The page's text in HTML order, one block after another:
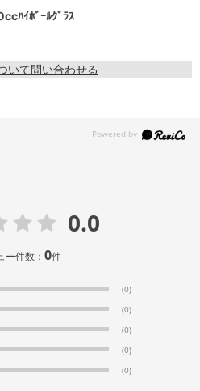
ﾊｲﾎﾞｰﾙｸﾞﾗｽ
いて問い合わせる
0.0
ー件数：0件
(0)
(0)
(0)
(0)
(0)